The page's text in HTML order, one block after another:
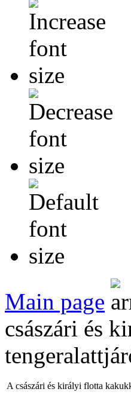
Main page
császári és
A császári és királyi flotta